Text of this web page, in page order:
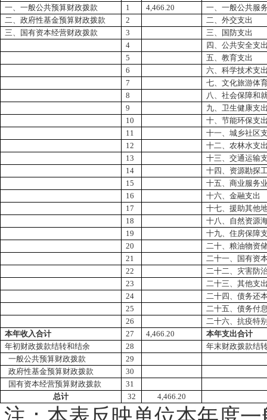
一、一般公共预算财政拨款
1 4,466.20
一、一般公共服
二、政府性基金预算财政拨款
2
二、外交支出
三、国有资本经营财政拨款
3
三、国防支出
4
四、公共安全支
5
五、教育支出
6
六、科学技术支
7
七、文化旅游体
8
八、社会保障和
9
九、卫生健康支
10
十、节能环保支
11
十一、城乡社区
12
十二、农林水支
13
十三、交通运输
14
十四、资源勘探
15
十五、商业服务
16
十六、金融支出
17
十七、援助其他
18
十八、自然资源
19
十九、住房保障
20
二十、粮油物资
21
二十一、国有资
22
二十二、灾害防
23
二十三、其他支
24
二十四、债务还
25
二十五、债务付
26
二十六、抗疫特
本年收入合计
27 4,466.20
本年支出合计
年初财政拨款结转和结余
28
年末财政拨款结
一般公共预算财政拨款
29
政府性基金预算财政拨款
30
国有资本经营预算财政拨款
31
总计
32 4,466.20